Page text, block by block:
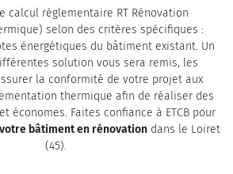
calcul réglementaire RT Rénovation
selon des critères spécifiques :
énergétiques du bâtiment existant. Un
solution vous sera remis, les
la conformité de votre projet aux
thermique afin de réaliser des
économes. Faites confiance à ETCB pour
bâtiment en rénovationdans le Loiret
(45).